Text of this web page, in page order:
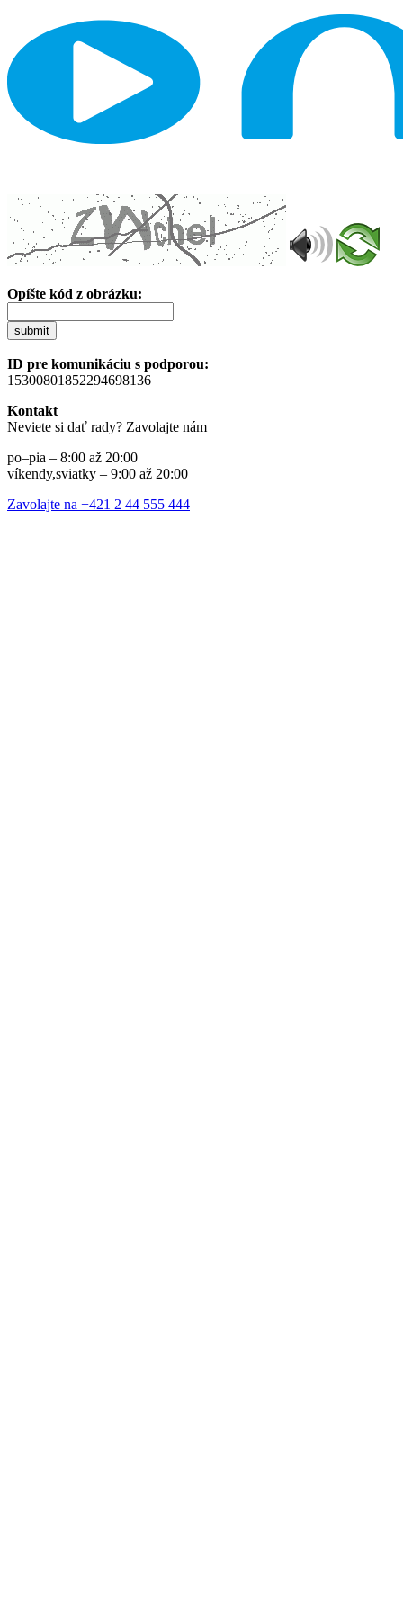
Opíšte kód z obrázku:
submit
ID pre komunikáciu s podporou:
15300801852294698136
Kontakt
Neviete si dať rady? Zavolajte nám
po–pia – 8:00 až 20:00
víkendy,sviatky – 9:00 až 20:00
Zavolajte na +421 2 44 555 444